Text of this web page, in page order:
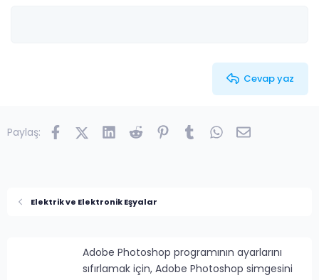
Cevap yaz
Paylaş: FacebookX (Twitter)
LinkedInReddit PinterestTumblr WhatsAppE-posta
Elektrik ve Elektronik Eşyalar
Adobe Photoshop programının ayarlarını
sıfırlamak için, Adobe Photoshop simgesini